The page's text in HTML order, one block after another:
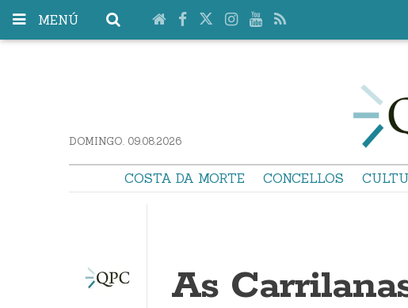
MENÚ
DOMINGO. 09.08.2026
COSTA DA MORTE CONCELLOS
As